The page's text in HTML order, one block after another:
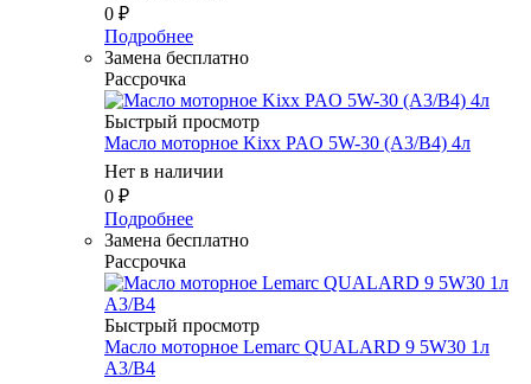
0 ₽
Подробнее
Замена бесплатно
Рассрочка
Быстрый просмотр
Масло мотоpное Kixx PAO 5W-30 (A3/B4) 4л
Нет в наличии
0 ₽
Подробнее
Замена бесплатно
Рассрочка
Быстрый просмотр
Масло мотоpное Lemarc QUALARD 9 5W30 1л
A3/B4